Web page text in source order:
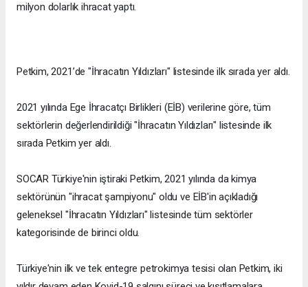
milyon dolarlık ihracat yaptı.
Petkim, 2021’de "İhracatın Yıldızları" listesinde ilk sırada yer aldı.
2021 yılında Ege İhracatçı Birlikleri (EİB) verilerine göre, tüm
sektörlerin değerlendirildiği "İhracatın Yıldızları" listesinde ilk
sırada Petkim yer aldı.
SOCAR Türkiye'nin iştiraki Petkim, 2021 yılında da kimya
sektörünün "ihracat şampiyonu" oldu ve EİB'in açıkladığı
geleneksel "İhracatın Yıldızları" listesinde tüm sektörler
kategorisinde de birinci oldu.
Türkiye'nin ilk ve tek entegre petrokimya tesisi olan Petkim, iki